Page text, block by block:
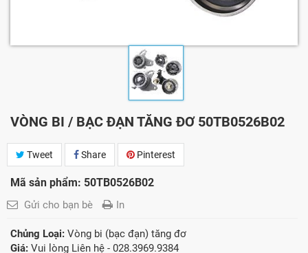
VÒNG BI / BẠC ĐẠN TĂNG ĐƠ 50TB0526B02
Tweet Share Pinterest
Mã sản phẩm: 50TB0526B02
Gửi cho bạn bè In
Chủng Loại: Vòng bi (bạc đạn) tăng đơ
Giá: Vui lòng Liên hệ - 028.3969.9384